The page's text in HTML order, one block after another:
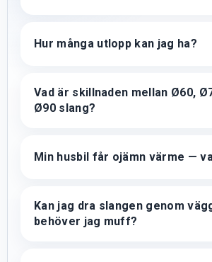
Hur många utlopp kan jag ha?
Vad är skillnaden mellan Ø60,
Ø90 slang?
Min husbil får ojämn värme —
Kan jag dra slangen genom
behöver jag muff?